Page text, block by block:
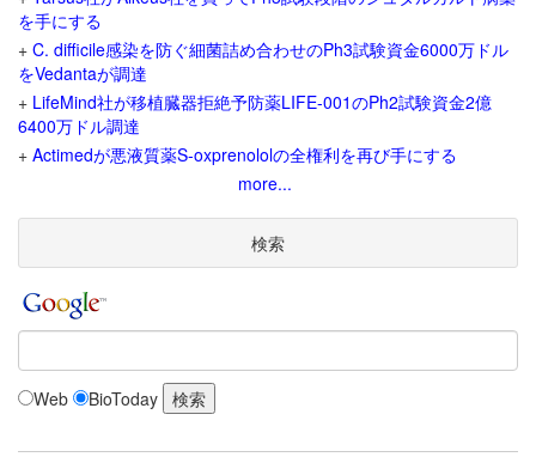
を手にする
+ C. difficile感染を防ぐ細菌詰め合わせのPh3試験資金6000万ドル
をVedantaが調達
+ LifeMind社が移植臓器拒絶予防薬LIFE-001のPh2試験資金2億
6400万ドル調達
+ Actimedが悪液質薬S-oxprenololの全権利を再び手にする
more...
検索
Web BioToday